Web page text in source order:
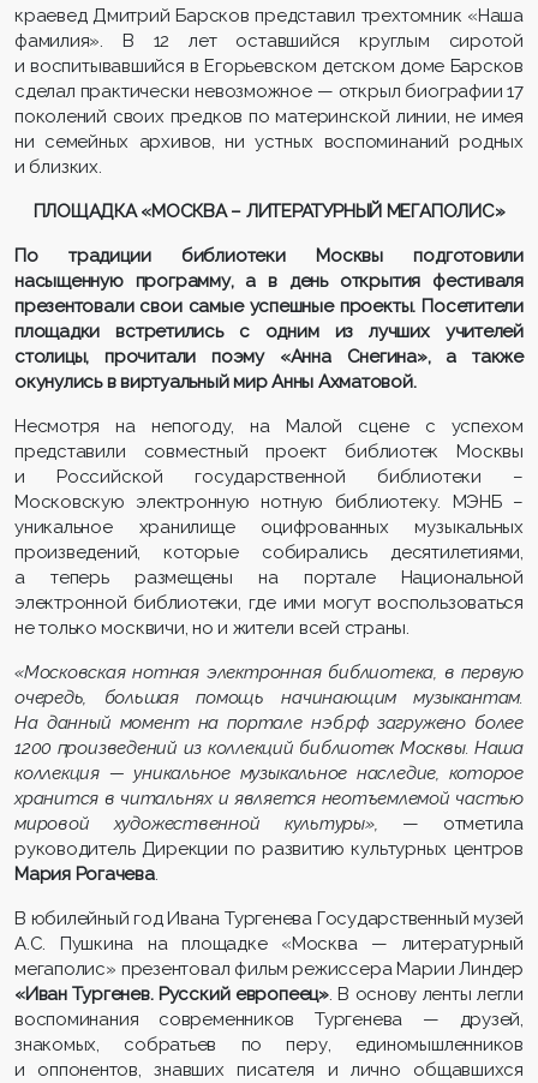
краевед Дмитрий Барсков представил трехтомник «Наша
фамилия». В 12 лет оставшийся круглым сиротой
и воспитывавшийся в Егорьевском детском доме Барсков
сделал практически невозможное — открыл биографии 17
поколений своих предков по материнской линии, не имея
ни семейных архивов, ни устных воспоминаний родных
и близких.
ПЛОЩАДКА «МОСКВА – ЛИТЕРАТУРНЫЙ МЕГАПОЛИС»
По традиции библиотеки Москвы подготовили
насыщенную программу, а в день открытия фестиваля
презентовали свои самые успешные проекты. Посетители
площадки встретились с одним из лучших учителей
столицы, прочитали поэму «Анна Снегина», а также
окунулись в виртуальный мир Анны Ахматовой.
Несмотря на непогоду, на Малой сцене с успехом
представили совместный проект библиотек Москвы
и Российской государственной библиотеки –
Московскую электронную нотную библиотеку. МЭНБ –
уникальное хранилище оцифрованных музыкальных
произведений, которые собирались десятилетиями,
а теперь размещены на портале Национальной
электронной библиотеки, где ими могут воспользоваться
не только москвичи, но и жители всей страны.
«Московская нотная электронная библиотека, в первую
очередь, большая помощь начинающим музыкантам.
На данный момент на портале нэб.рф загружено более
1200 произведений из коллекций библиотек Москвы. Наша
коллекция — уникальное музыкальное наследие, которое
хранится в читальнях и является неотъемлемой частью
мировой художественной культуры», — отметила
руководитель Дирекции по развитию культурных центров
Мария Рогачева.
В юбилейный год Ивана Тургенева Государственный музей
А.С. Пушкина на площадке «Москва — литературный
мегаполис» презентовал фильмрежиссера Марии Линдер
«Иван Тургенев. Русский европеец». В основу ленты легли
воспоминания современников Тургенева — друзей,
знакомых, собратьев по перу, единомышленников
и оппонентов, знавших писателя и лично общавшихся